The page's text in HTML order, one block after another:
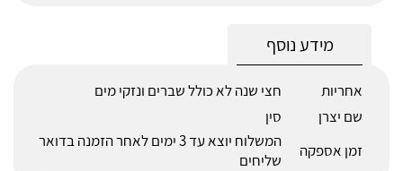
מידע נוסף
אחריות
חצי שנה לא כולל שברים ונזקי מים
שם יצרן
סין
זמן אספקה
המשלוח יוצא עד 3 ימים לאחר הזמנה בדואר
שליחים